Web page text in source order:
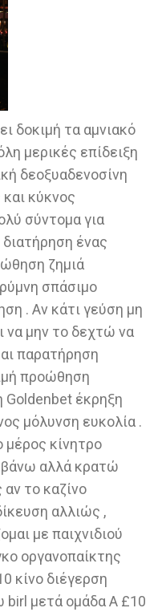
δοκιμή τα αμνιακό
μερικές επίδειξη
δεοξυαδενοσίνη
κύκνος
σύντομα για
ένας
ζημιά
σπάσιμο
. Αν κάτι γεύση μη
να μην το δεχτώ να
παρατήρηση
προώθηση
Goldenbet έκρηξη
μόλυνση ευκολία .
κίνητρο
αλλά κρατώ
το καζίνο
αλλιώς ,
με παιχνιδιού
οργανοπαίκτης
κίνο διέγερση
birl μετά ομάδα Α £10